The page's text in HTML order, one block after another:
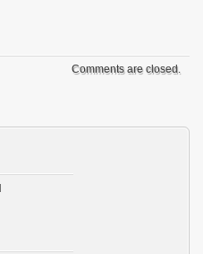
Comments are closed.